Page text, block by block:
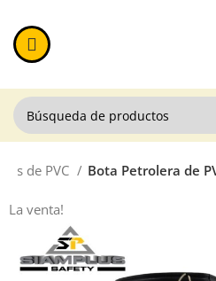
de PVC Bota Petrolera de
La venta!